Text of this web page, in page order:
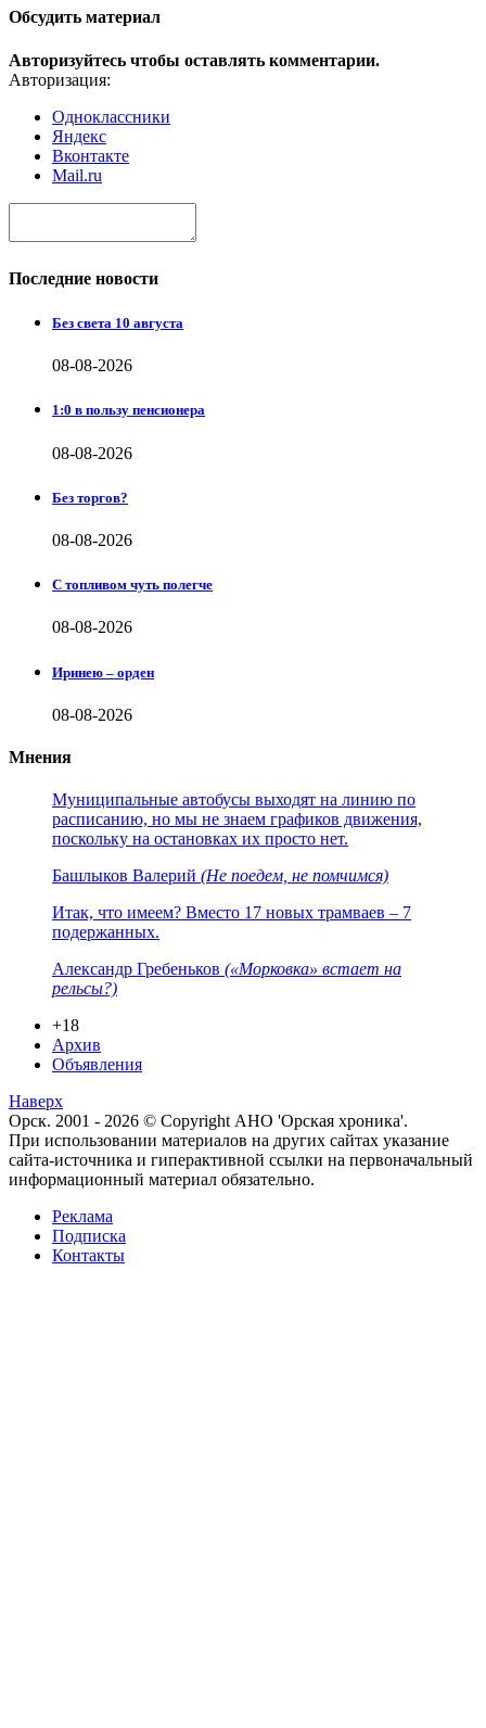
Обсудить материал
Авторизуйтесь чтобы оставлять комментарии.
Авторизация:
Одноклассники
Яндекс
Вконтакте
Mail.ru
Последние новости
Без света 10 августа
08-08-2026
1:0 в пользу пенсионера
08-08-2026
Без торгов?
08-08-2026
С топливом чуть полегче
08-08-2026
Иринею – орден
08-08-2026
Мнения
Муниципальные автобусы выходят на линию по
расписанию, но мы не знаем графиков движения,
поскольку на остановках их просто нет.
Башлыков Валерий (Не поедем, не помчимся)
Итак, что имеем? Вместо 17 новых трамваев – 7
подержанных.
Александр Гребеньков («Морковка» встает на
рельсы?)
+18
Архив
Объявления
Наверх
Орск. 2001 - 2026 © Copyright АНО 'Орская хроника'.
При использовании материалов на других сайтах указание
сайта-источника и гиперактивной ссылки на первоначальный
информационный материал обязательно.
Реклама
Подписка
Контакты